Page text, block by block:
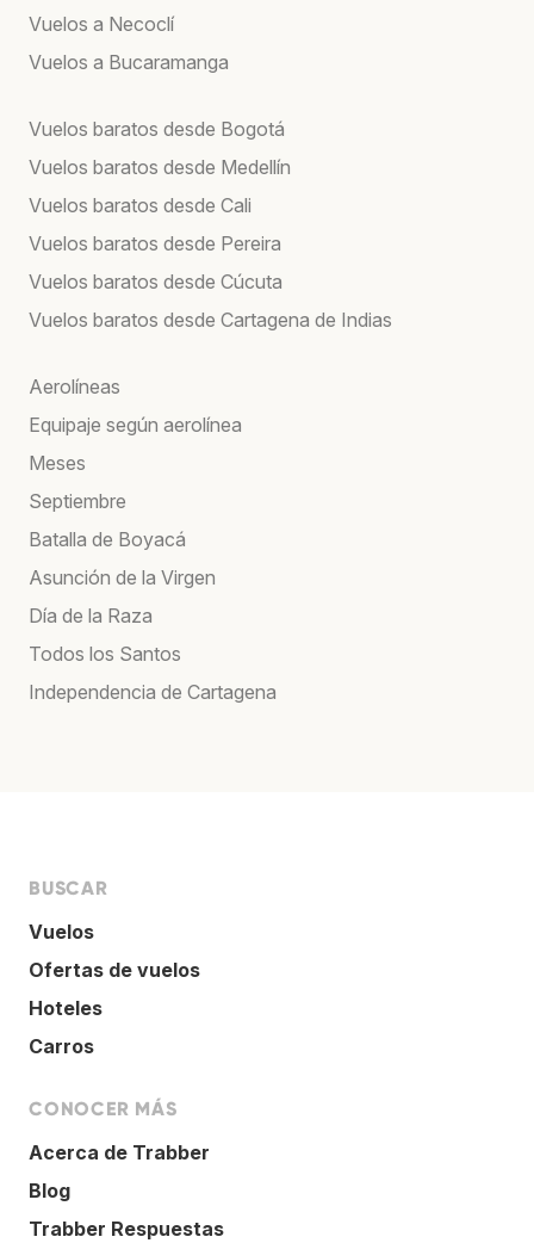
Vuelos a Necoclí
Vuelos a Bucaramanga
Vuelos baratos desde Bogotá
Vuelos baratos desde Medellín
Vuelos baratos desde Cali
Vuelos baratos desde Pereira
Vuelos baratos desde Cúcuta
Vuelos baratos desde Cartagena de Indias
Aerolíneas
Equipaje según aerolínea
Meses
Septiembre
Batalla de Boyacá
Asunción de la Virgen
Día de la Raza
Todos los Santos
Independencia de Cartagena
BUSCAR
Vuelos
Ofertas de vuelos
Hoteles
Carros
CONOCER MÁS
Acerca de Trabber
Blog
Trabber Respuestas